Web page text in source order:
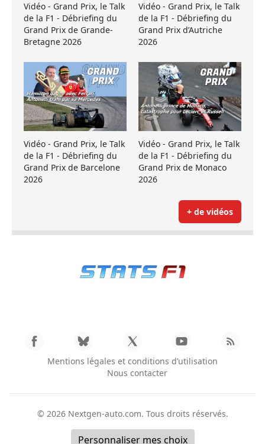
Vidéo - Grand Prix, le Talk
de la F1 - Débriefing du
Grand Prix de Grande-
Bretagne 2026
Vidéo - Grand Prix, le Talk
de la F1 - Débriefing du
Grand Prix d’Autriche
2026
Vidéo - Grand Prix, le Talk
de la F1 - Débriefing du
Grand Prix de Barcelone
2026
Vidéo - Grand Prix, le Talk
de la F1 - Débriefing du
Grand Prix de Monaco
2026
+ de vidéos
Mentions légales et conditions d’utilisation
Nous contacter
© 2026 Nextgen-auto.com. Tous droits réservés.
Personnaliser mes choix